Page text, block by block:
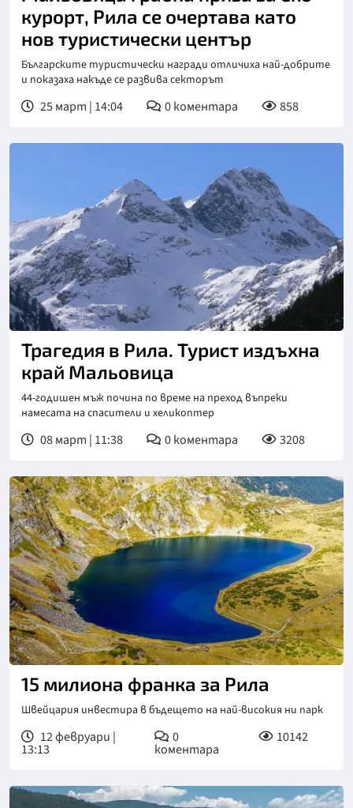
курорт, Рила се очертава като
нов туристически център
Българските туристически награди отличиха най-добрите
и показаха накъде се развива секторът
25 март | 14:04 0коментара 858
Трагедия в Рила. Турист издъхна
край Мальовица
44-годишен мъж почина по време на преход въпреки
намесата на спасители и хеликоптер
08 март | 11:38 0коментара 3208
15 милиона франка за Рила
Швейцария инвестира в бъдещето на най-високия ни парк
12 февруари |
13:13
0
коментара
10142